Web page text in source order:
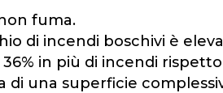
fuma.
di incendi boschivi è
36% in più di incendi
di una superficie